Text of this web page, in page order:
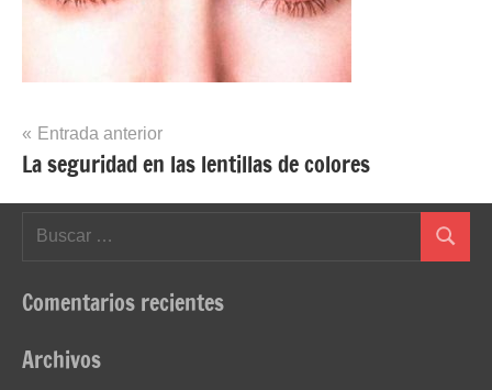
Navegación
de
entradas
Entrada anterior
La seguridad en las lentillas de colores
Buscar
Comentarios recientes
Archivos